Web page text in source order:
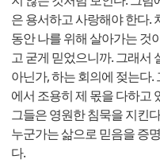
은 용서하고 사랑해야 한다.
동안 나를 위해 살아가는 것
고 굳게 믿었으니까. 그래서
아닌가, 하는 회의에 젖는다
에서 조용히 제 몫을 다하고
그들은 영원한 침묵을 지킨
누군가는 삶으로 믿음을 증
다.